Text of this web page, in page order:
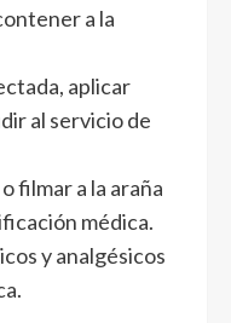
a la
aplicar
al servicio de
filmar a la araña
médica.
y analgésicos